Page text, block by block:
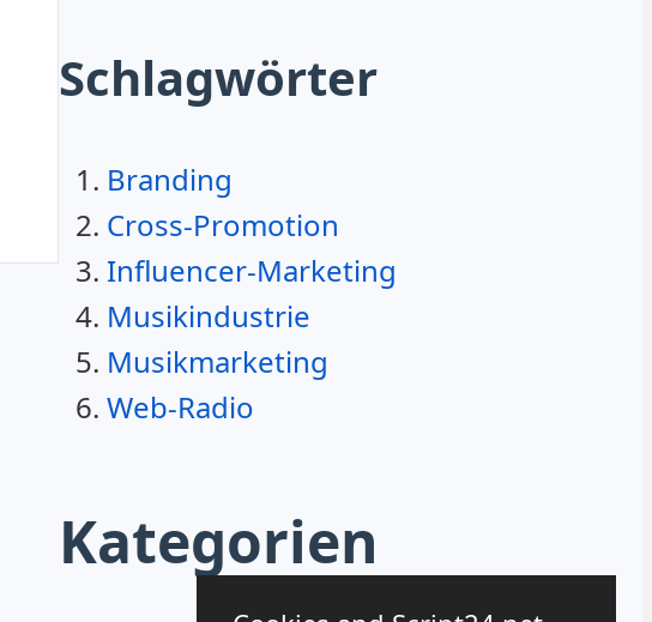
Schlagwörter
Branding
Cross-Promotion
Influencer-Marketing
Musikindustrie
Musikmarketing
Web-Radio
Kategorien